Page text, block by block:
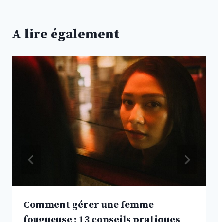
A lire également
Comment gérer une femme